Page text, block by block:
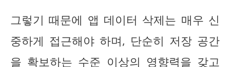
그렇기 때문에 앱 데이터 삭제는 매우 신
중하게 접근해야 하며, 단순히 저장 공간
을 확보하는 수준 이상의 영향력을 갖고